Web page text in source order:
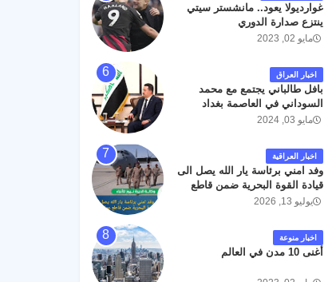
غوارديولا يعود.. مانشستر سيتي
ينتزع صدارة الدوري
مايو 02, 2023
اخبار العراق
بافل طالباني يجتمع مع محمد
السوداني في العاصمة بغداد
مايو 03, 2024
اخبار العراقية
وفد امني برئاسة يار الله يصل الى
قيادة القوة البحرية ضمن قاطع
عمليات البصرة .
يوليو 13, 2026
اخبار منوعة
أغنى 10 مدن في العالم